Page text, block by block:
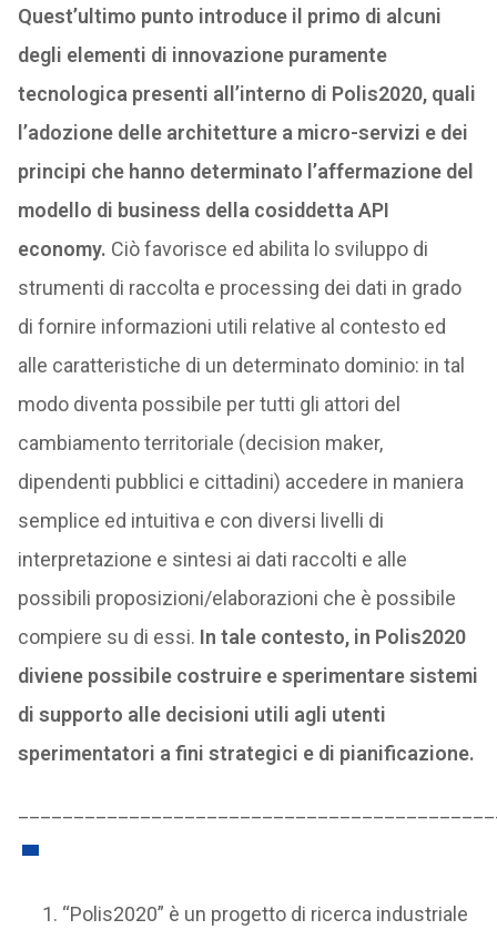
Quest’ultimo punto introduce il primo di alcuni
degli elementi di innovazione puramente
tecnologica presenti all’interno di Polis2020, quali
l’adozione delle architetture a micro-servizi e dei
principi che hanno determinato l’affermazione del
modello di business della cosiddetta API
economy. Ciò favorisce ed abilita lo sviluppo di
strumenti di raccolta e processing dei dati in grado
di fornire informazioni utili relative al contesto ed
alle caratteristiche di un determinato dominio: in tal
modo diventa possibile per tutti gli attori del
cambiamento territoriale (decision maker,
dipendenti pubblici e cittadini) accedere in maniera
semplice ed intuitiva e con diversi livelli di
interpretazione e sintesi ai dati raccolti e alle
possibili proposizioni/elaborazioni che è possibile
compiere su di essi. In tale contesto, in Polis2020
diviene possibile costruire e sperimentare sistemi
di supporto alle decisioni utili agli utenti
sperimentatori a fini strategici e di pianificazione.
“Polis2020” è un progetto di ricerca industriale